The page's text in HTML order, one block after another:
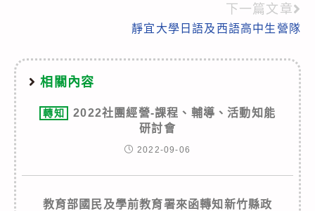
下一篇文章
靜宜大學日語及西語高中生營隊
相關內容
轉知
2022社團經營-課程、輔導、活動知能
研討會
2022-09-06
教育部國民及學前教育署來函轉知新竹縣政